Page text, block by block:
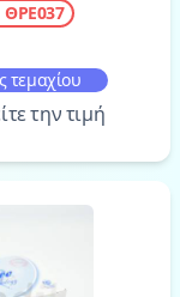
ΘΡΕ037
τεμαχίου
την τιμή